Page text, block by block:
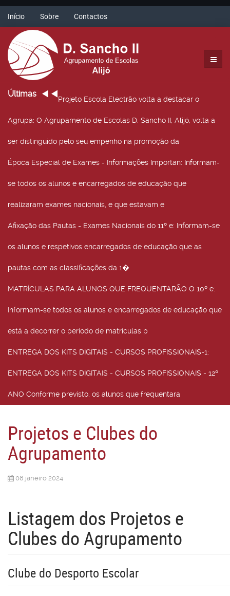
Início Sobre Contactos
Últimas
Projeto Escola Electrão volta a destacar o
Agrupa: O Agrupamento de Escolas D. Sancho II, Alijó, volta a
ser distinguido pelo seu empenho na promoção da
Época Especial de Exames - Informações Importan: Informam-
se todos os alunos e encarregados de educação que
realizaram exames nacionais, e que estavam e
Afixação das Pautas - Exames Nacionais do 11º e: Informam-se
os alunos e respetivos encarregados de educação que as
pautas com as classificações da 1�
MATRÍCULAS PARA ALUNOS QUE FREQUENTARÃO O 10º e:
Informam-se todos os alunos e encarregados de educação que
está a decorrer o período de matrículas p
ENTREGA DOS KITS DIGITAIS - CURSOS PROFISSIONAIS-1:
ENTREGA DOS KITS DIGITAIS - CURSOS PROFISSIONAIS - 12º
ANO Conforme previsto, os alunos que frequentara
Projetos e Clubes do
Agrupamento
08 janeiro 2024
Listagem dos Projetos e
Clubes do Agrupamento
Clube do Desporto Escolar